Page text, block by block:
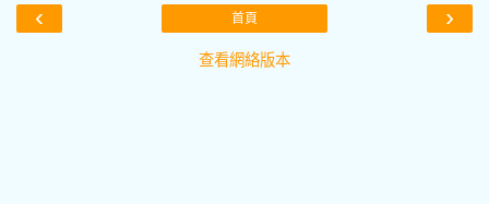
‹ ›
首頁
查看網絡版本